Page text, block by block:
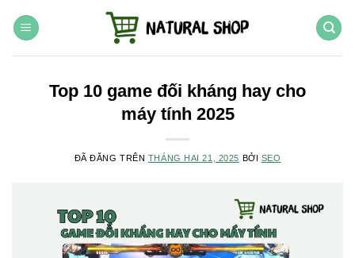
đến
Top 10 game đối kháng hay cho
máy tính 2025
ĐÃ ĐĂNG TRÊN THÁNG HAI 21, 2025 BỞI SEO